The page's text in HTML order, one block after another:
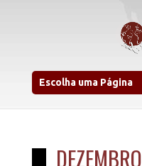
Escolha uma Página
DEZEMBRO